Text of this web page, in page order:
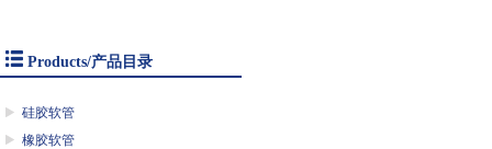
Products/产品目录
硅胶软管
橡胶软管